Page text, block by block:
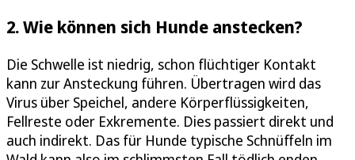
2. Wie können sich Hunde anstecken?
Die Schwelle ist niedrig, schon flüchtiger Kontakt
kann zur Ansteckung führen. Übertragen wird das
Virus über Speichel, andere Körperflüssigkeiten,
Fellreste oder Exkremente. Dies passiert direkt und
auch indirekt. Das für Hunde typische Schnüffeln im